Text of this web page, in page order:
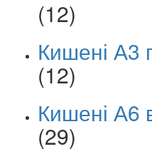
(12)
Кишені А3
(12)
Кишені А6
(29)